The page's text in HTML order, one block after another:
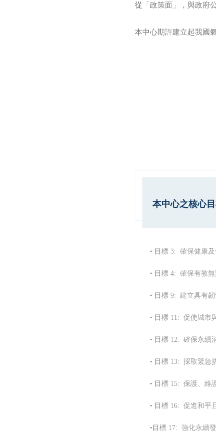
從「政策面」，與政府
本中心期許建立起我國
本中心之核心
• 目標 3: 確保健康
• 目標 4: 確保有教
• 目標 9: 建立具有
• 目標 11: 促使城市
• 目標 12. 確保永續
• 目標 13: 採取緊急
• 目標 15: 保護、維
• 目標 16: 促進和平
•目標 17: 強化永續